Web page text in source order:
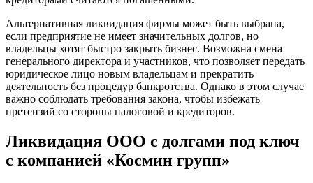
Альтернативная ликвидация фирмы может быть выбрана,
если предприятие не имеет значительных долгов, но
владельцы хотят быстро закрыть бизнес. Возможна смена
генерального директора и участников, что позволяет передать
юридическое лицо новым владельцам и прекратить
деятельность без процедур банкротства. Однако в этом случае
важно соблюдать требования закона, чтобы избежать
претензий со стороны налоговой и кредиторов.
Ликвидация ООО с долгами под ключ
с компанией «Космин групп»